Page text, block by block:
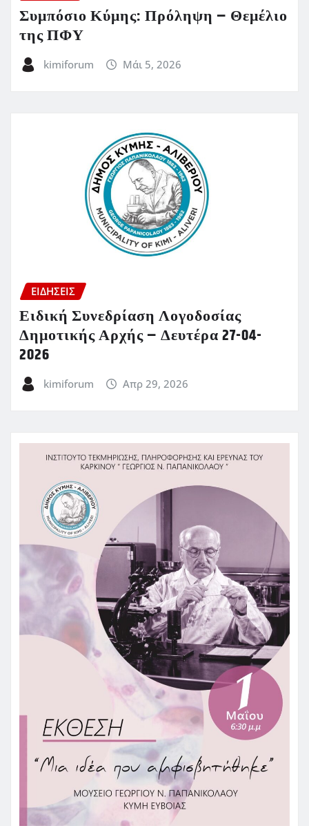
Συμπόσιο Κύμης: Πρόληψη – Θεμέλιο
της ΠΦΥ
kimiforum Μάι 5, 2026
ΕΙΔΗΣΕΙΣ
Ειδική Συνεδρίαση Λογοδοσίας
Δημοτικής Αρχής – Δευτέρα 27-04-
2026
kimiforum Απρ 29, 2026